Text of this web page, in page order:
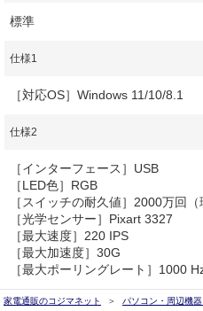
標準
仕様1
［対応OS］Windows 11/10/8.1
仕様2
［インターフェース］USB
［LED色］RGB
［スイッチの耐久値］2000万回（
［光学センサー］Pixart 3327
［最大速度］220 IPS
［最大加速度］30G
［最大ポーリングレート］1000
家電通販のコジマネット パソコン・周辺機